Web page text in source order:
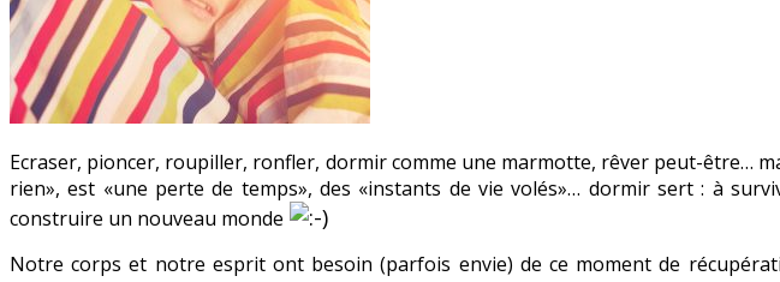
Ecraser, pioncer, roupiller, ronfler, dormir comme une marmotte, rêver peut-être…
rien», est «une perte de temps», des «instants de vie volés»… dormir sert : à
construire un nouveau monde
Notre corps et notre esprit ont besoin (parfois envie) de ce moment de